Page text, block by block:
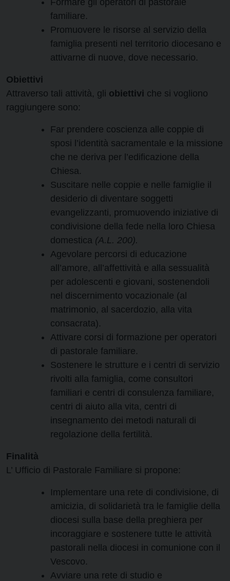
Formare gli operatori di pastorale
familiare.
Promuovere le risorse al servizio della
famiglia presenti nel territorio diocesano e
attivarne di nuove, dove necessario.
Obiettivi
Attraverso tali attività, gli obiettivi che si vogliono
raggiungere sono:
Far prendere coscienza alle coppie di
sposi l’identità sacramentale e la missione
che ne deriva per l’edificazione della
Chiesa.
Suscitare nelle coppie e nelle famiglie il
desiderio di diventare soggetti
evangelizzanti, promuovendo iniziative di
condivisione della fede nella loro Chiesa
domestica (A.L. 200).
Agevolare percorsi di educazione
all’amore, all’affettività e alla sessualità
per adolescenti e giovani, sostenendoli
nel discernimento vocazionale (al
matrimonio, al sacerdozio, alla vita
consacrata).
Attivare corsi di formazione per operatori
di pastorale familiare.
Sostenere le strutture e i centri di servizio
rivolti alla famiglia, come consultori
familiari e centri di consulenza familiare,
centri di aiuto alla vita, centri di
insegnamento dei metodi naturali di
regolazione della fertilità.
Finalità
L’ Ufficio di Pastorale Familiare si propone:
Implementare una rete di condivisione, di
amicizia, di solidarietà tra le famiglie della
diocesi sulla base della preghiera per
incoraggiare e sostenere tutte le attività
pastorali nella diocesi in comunione con il
Vescovo.
Avviare una rete di studio e